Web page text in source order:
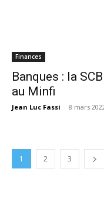
Finances
Banques : la
au Minfi
Jean Luc Fassi - 8 mars
1 2 3